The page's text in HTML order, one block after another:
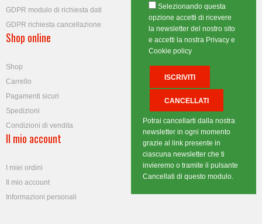
GDPR modulo di richiesta dati
GDPR richiesta cancellazione
Shop online
Shop
Carrello
Pagamenti sicuri
Spedizioni
Condizioni di vendita
Il mio account
I miei ordini
Il mio account
Informazioni personali
Selezionando questa
opzione accetti di ricevere
la newsletter del nostro sito
e accetti la nostra Privacy e
Cookie policy
Potrai cancellarti dalla nostra
newsletter in ogni momento
grazie al link presente in
ciascuna newsletter che ti
invieremo o tramite il pulsante
Cancellati di questo modulo.